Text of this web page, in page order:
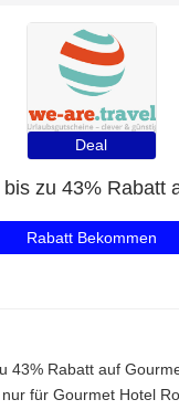
Deal
Rabatt Bekommen
43% Rabatt auf
für Gourmet Hotel